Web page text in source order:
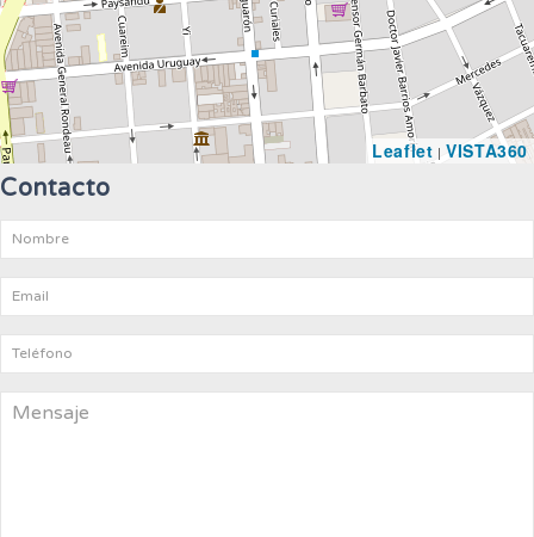
Leaflet |VISTA360
Contacto